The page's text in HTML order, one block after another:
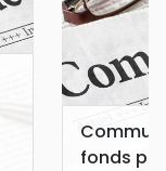
fonds